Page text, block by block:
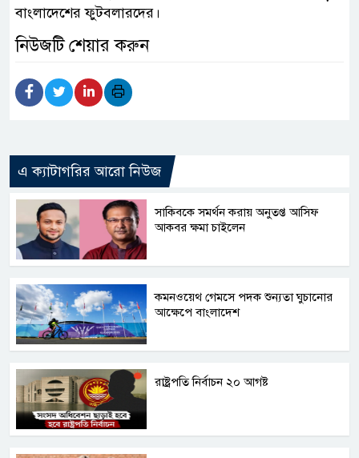
বাংলাদেশের ফুটবলারদের।
নিউজটি শেয়ার করুন
এ ক্যাটাগরির আরো নিউজ
সাকিবকে সমর্থন করায় অনুতপ্ত আসিফ
আকবর ক্ষমা চাইলেন
কমনওয়েথ গেমসে পদক শুন্যতা ঘুচানোর
আক্ষেপে বাংলাদেশ
রাষ্ট্রপতি নির্বাচন ২০ আগষ্ট